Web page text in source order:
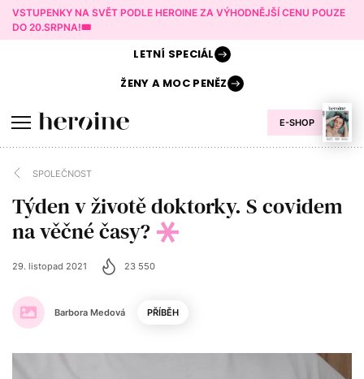
VSTUPENKY NA SVĚT PODLE HEROINE ZA VÝHODNĚJŠÍ CENU POUZE
DO 20.SRPNA!🎟️
E-SHOP
LETNÍ SPECIÁL
ŽENY AMOC PENĚZ
SPOLEČNOST
Týden v životě doktorky. S covidem
na věčné časy?
Barbora Medová
29. listopad 2021 23 550
PŘÍBĚH